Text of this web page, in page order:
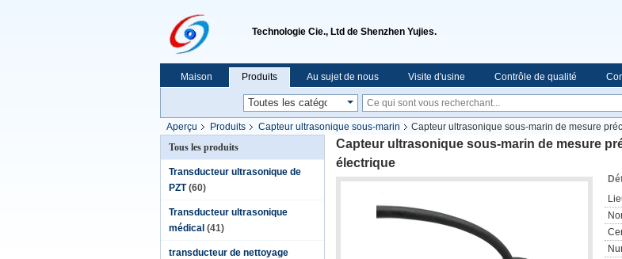
Technologie Cie., Ltd de Shenzhen Yujies.
Maison Produits Au sujet de nous Visite d'usine Contrôle de qualité
Aperçu Produits Capteur ultrasonique sous-marin
Capteur ultrasonique sous-marin de mesure
Tous les produits
Transducteur ultrasonique de
PZT (60)
Transducteur ultrasonique
médical (41)
transducteur de nettoyage
Capteur ultrasonique sous-marin de mesure
électrique